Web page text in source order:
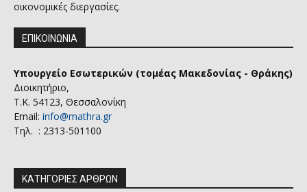
οικονομικές διεργασίες.
ΕΠΙΚΟΙΝΩΝΙΑ
Υπουργείο Εσωτερικών (τομέας Μακεδονίας - Θράκης)
Διοικητήριο,
Τ.Κ. 54123, Θεσσαλονίκη
Email: info@mathra.gr
Τηλ. : 2313-501100
ΚΑΤΗΓΟΡΙΕΣ ΑΡΘΡΩΝ